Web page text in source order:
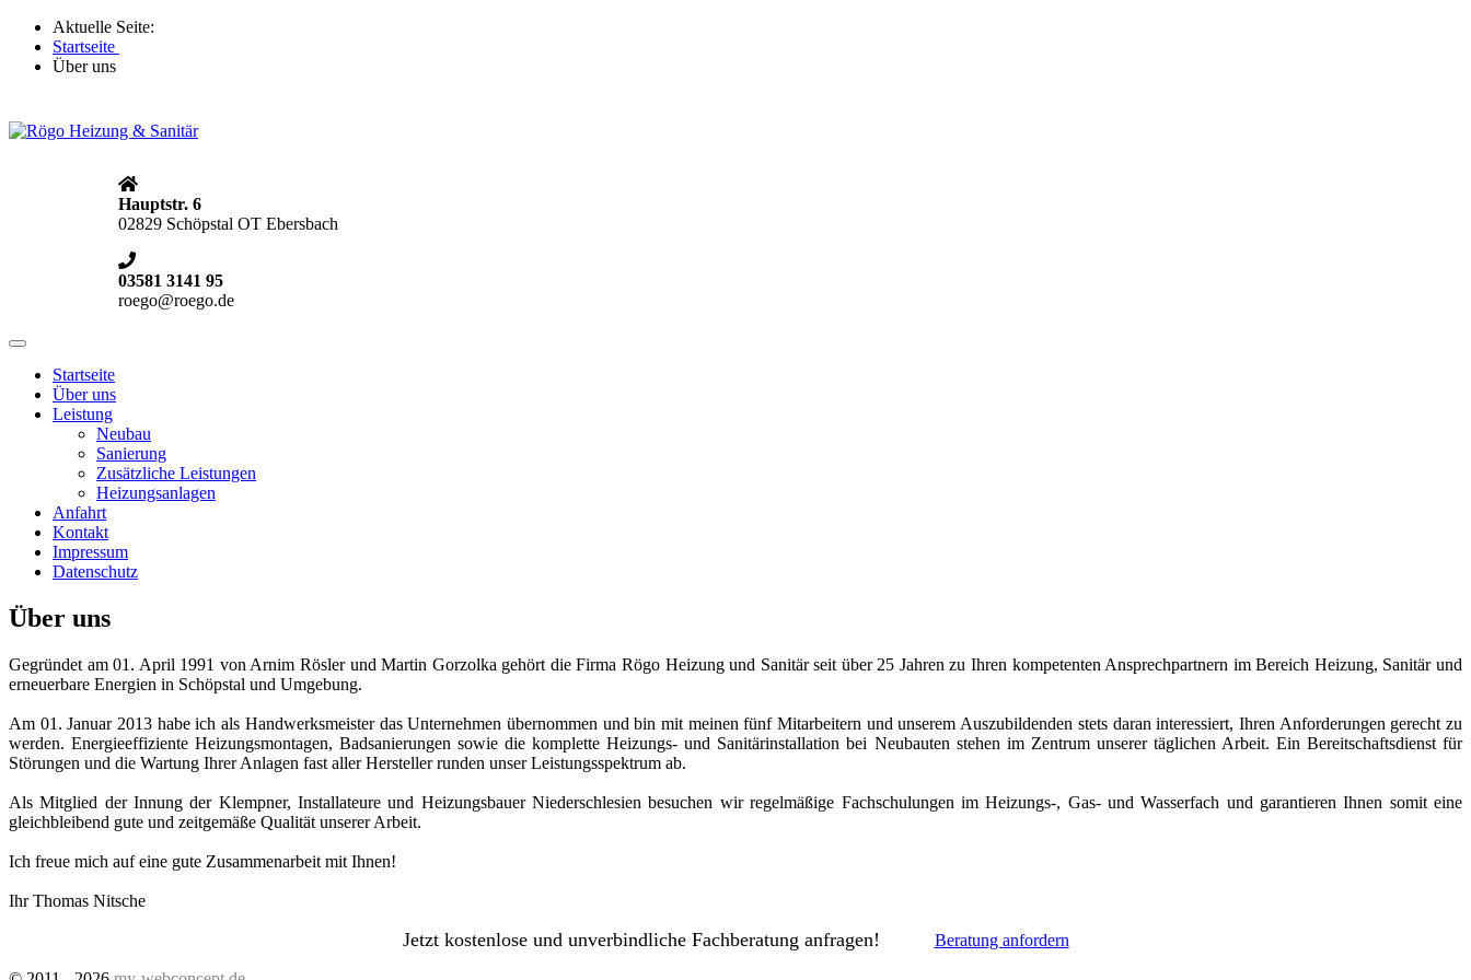
Aktuelle Seite:
Startseite
Über uns
Hauptstr. 6
02829 Schöpstal OT Ebersbach
03581 3141 95
roego@roego.de
Toggle
navigationStartseite
Über uns
Leistung
Neubau
Sanierung
Zusätzliche Leistungen
Heizungsanlagen
Anfahrt
Kontakt
Impressum
Datenschutz
Über uns
Gegründet am 01. April 1991 von Arnim Rösler und Martin Gorzolka gehört die Firma Rögo Heizung und Sanitär seit über 25 Jahren zu Ihren kompetenten Ansprechpartnern im Bereich Heizung, Sanitär und
erneuerbare Energien in Schöpstal und Umgebung.
Am 01. Januar 2013 habe ich als Handwerksmeister das Unternehmen übernommen und bin mit meinen fünf Mitarbeitern und unserem Auszubildenden stets daran interessiert, Ihren Anforderungen gerecht zu
werden. Energieeffiziente Heizungsmontagen, Badsanierungen sowie die komplette Heizungs- und Sanitärinstallation bei Neubauten stehen im Zentrum unserer täglichen Arbeit. Ein Bereitschaftsdienst für
Störungen und die Wartung Ihrer Anlagen fast aller Hersteller runden unser Leistungsspektrum ab.
Als Mitglied der Innung der Klempner, Installateure und Heizungsbauer Niederschlesien besuchen wir regelmäßige Fachschulungen im Heizungs-, Gas- und Wasserfach und garantieren Ihnen somit eine
gleichbleibend gute und zeitgemäße Qualität unserer Arbeit.
Ich freue mich auf eine gute Zusammenarbeit mit Ihnen!
Ihr Thomas Nitsche
Jetzt kostenlose und unverbindliche Fachberatung anfragen! Beratung anfordern